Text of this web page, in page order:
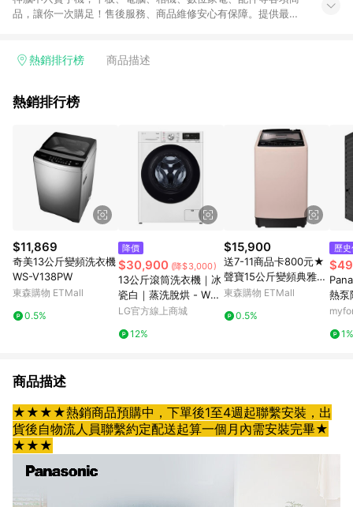
品，讓你一次購足！售後服務、商品維修安心有保障。提供最新
熱銷排行榜 商品描述
熱銷排行榜
$11,869
奇美13公斤變頻洗衣機
WS-V138PW
東森購物 ETMall
0.5%
降價
$30,900 (降$3,000)
13公斤滾筒洗衣機｜冰
瓷白｜蒸洗脫烘 - WD-
S13VEW
LG官方線上商城
12%
$15,900
送7-11商品卡800元★
聲寶15公斤變頻典雅粉
洗衣機ES-P15DV-P1
東森購物 ETMall
0.5%
歷
熱泵
NA-
1%
商品描述
★★★★熱銷商品預購中，下單後1至4週起聯繫安裝，出
貨後自物流人員聯繫約定配送起算一個月內需安裝完畢★
★★★